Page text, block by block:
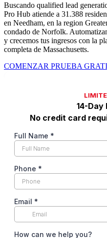
Buscando qualified lead
Pro Hub atiende a 31.388
en Needham, en la region
condado de Norfolk.
y crecemos tus ingresos con la
completa de Massachusetts.
COMENZAR PRUEBA